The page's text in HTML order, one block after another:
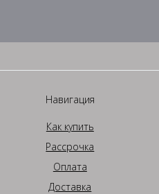
Навигация
Как купить
Рассрочка
Оплата
Доставка